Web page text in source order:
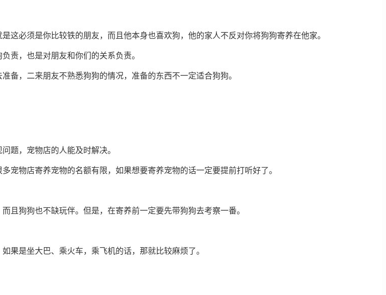
必须是你比较铁的朋友，而且他本身也喜欢狗，他的家人不反对你将狗狗寄养在他家。
责，也是对朋友和你们的关系负责。
备，二来朋友不熟悉狗狗的情况，准备的东西不一定适合狗狗。
题，宠物店的人能及时解决。
宠物店寄养宠物的名额有限，如果想要寄养宠物的话一定要提前打听好了。
且狗狗也不缺玩伴。但是，在寄养前一定要先带狗狗去考察一番。
果是坐大巴、乘火车，乘飞机的话，那就比较麻烦了。